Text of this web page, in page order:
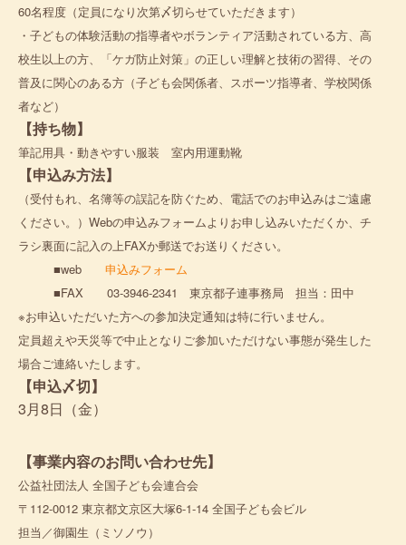
60名程度（定員になり次第〆切らせていただきます）
・子どもの体験活動の指導者やボランティア活動されている方、高
校生以上の方、「ケガ防止対策」の正しい理解と技術の習得、その
普及に関心のある方（子ども会関係者、スポーツ指導者、学校関係
者など）
【持ち物】
筆記用具・動きやすい服装 室内用運動靴
【申込み方法】
（受付もれ、名簿等の誤記を防ぐため、電話でのお申込みはご遠慮
ください。）Webの申込みフォームよりお申し込みいただくか、チ
ラシ裏面に記入の上FAXか郵送でお送りください。
■web 申込みフォーム
■FAX 03-3946-2341 東京都子連事務局 担当：田中
※お申込いただいた方への参加決定通知は特に行いません。
定員超えや天災等で中止となりご参加いただけない事態が発生した
場合ご連絡いたします。
【申込〆切】
3月8日（金）
【事業内容のお問い合わせ先】
公益社団法人 全国子ども会連合会
〒112-0012 東京都文京区大塚6-1-14 全国子ども会ビル
担当／御園生（ミソノウ）